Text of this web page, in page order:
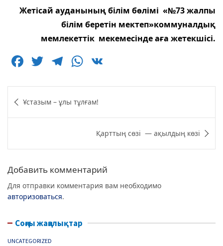
Жетісай ауданының білім бөлімі «№73 жалпы
білім беретін мектеп»коммуналдық
мемлекеттік мекемесіндеаға жетекшісі.
F
c
e
b
o
k
T
itt
er
T
e
g
ra
W
at
s
A
p
по Ұстазым – ұлы тұлғам!
Қарттың сөзі — ақылдың көзі
Добавить комментарий
Для отправки комментария вам необходимо
авторизоваться.
Соңғы жаңалықтар
UNCATEGORIZED